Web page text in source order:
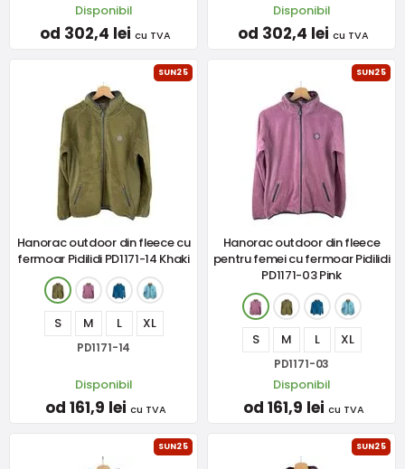
Disponibil
od 302,4 lei cu TVA
Disponibil
od 302,4 lei cu TVA
SUN25
Hanorac outdoor din fleece cu
fermoar Pidilidi PD1171-14 Khaki
S M L XL
PD1171-14
Disponibil
od 161,9 lei cu TVA
SUN25
Hanorac outdoor din fleece
pentru femei cu fermoar Pidilidi
PD1171-03 Pink
S M L XL
PD1171-03
Disponibil
od 161,9 lei cu TVA
SUN25 SUN25